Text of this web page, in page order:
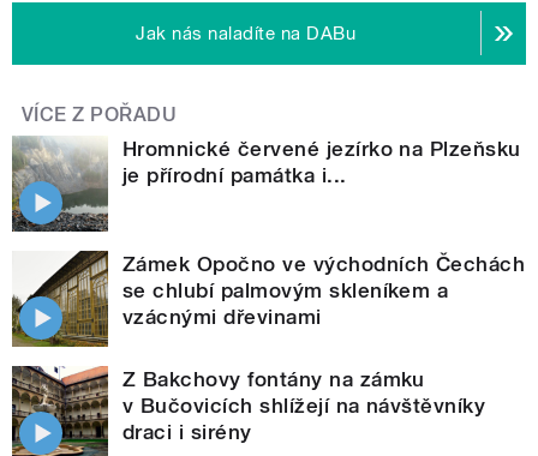
Jak nás naladíte na DABu
VÍCE Z POŘADU
Hromnické červené jezírko na Plzeňsku
je přírodní památka i...
Zámek Opočno ve východních Čechách
se chlubí palmovým skleníkem a
vzácnými dřevinami
Z Bakchovy fontány na zámku
v Bučovicích shlížejí na návštěvníky
draci i sirény